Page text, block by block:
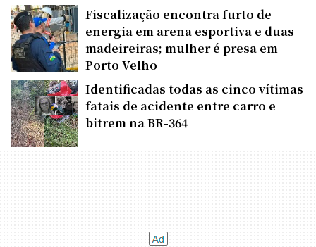
Fiscalização encontra furto de
energia em arena esportiva e duas
madeireiras; mulher é presa em
Porto Velho
Identificadas todas as cinco vítimas
fatais de acidente entre carro e
bitrem na BR-364